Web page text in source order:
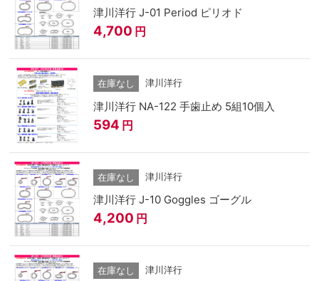
津川洋行 J-01 Period ピリオド
4,700 円
在庫なし 津川洋行
津川洋行 NA-122 手歯止め 5組10個入
594 円
在庫なし 津川洋行
津川洋行 J-10 Goggles ゴーグル
4,200 円
在庫なし 津川洋行